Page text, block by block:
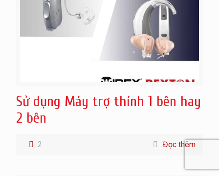
Sử dụng Máy trợ thính 1 bên hay
2 bên
2 Đọc thêm